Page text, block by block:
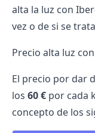
alta la luz con
vez o de si se
Precio alta luz
El precio por dar
los 60 € por cada
concepto de los